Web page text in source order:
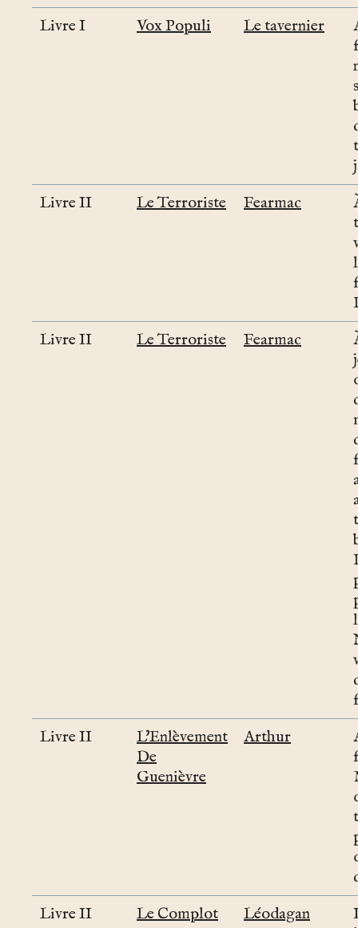
Livre I
Vox Populi Le tavernier
Livre II
Le Terroriste Fearmac
Livre II
Le Terroriste Fearmac
Livre II
L'Enlèvement
De
Guenièvre
Arthur
Livre II
Le Complot Léodagan